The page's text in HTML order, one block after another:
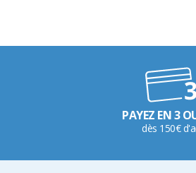
PAYEZ EN 3
dès 150€